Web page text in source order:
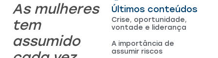
As mulheres
tem
assumido
Últimos conteúdos
Crise, oportunidade,
vontade e liderança
A importância de
assumir riscos